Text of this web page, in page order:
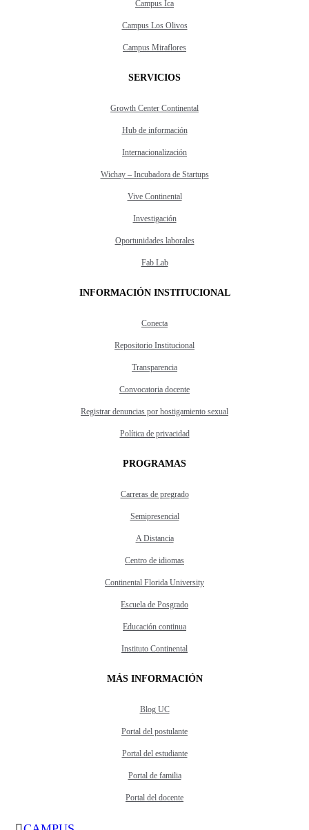
Campus Ica
Campus Los Olivos
Campus Miraflores
SERVICIOS
Growth Center Continental
Hub de información
Internacionalización
Wichay – Incubadora de Startups
Vive Continental
Investigación
Oportunidades laborales
Fab Lab
INFORMACIÓN INSTITUCIONAL
Conecta
Repositorio Institucional
Transparencia
Convocatoria docente
Registrar denuncias por hostigamiento sexual
Política de privacidad
PROGRAMAS
Carreras de pregrado
Semipresencial
A Distancia
Centro de idiomas
Continental Florida University
Escuela de Posgrado
Educación continua
Instituto Continental
MÁS INFORMACIÓN
Blog UC
Portal del postulante
Portal del estudiante
Portal de familia
Portal del docente